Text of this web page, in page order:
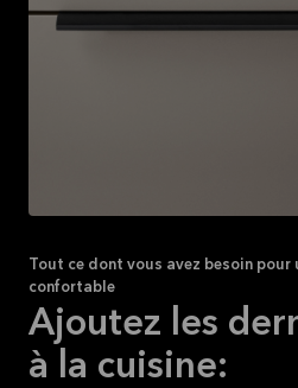
Tout ce dont vous avez besoin pour
confortable
Ajoutez les
à la cuisine: